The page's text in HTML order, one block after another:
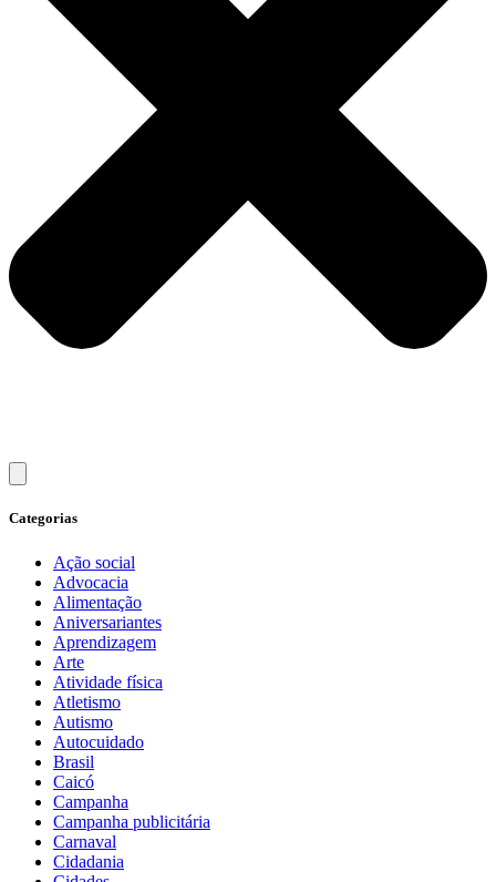
Categorias
Ação social
Advocacia
Alimentação
Aniversariantes
Aprendizagem
Arte
Atividade física
Atletismo
Autismo
Autocuidado
Brasil
Caicó
Campanha
Campanha publicitária
Carnaval
Cidadania